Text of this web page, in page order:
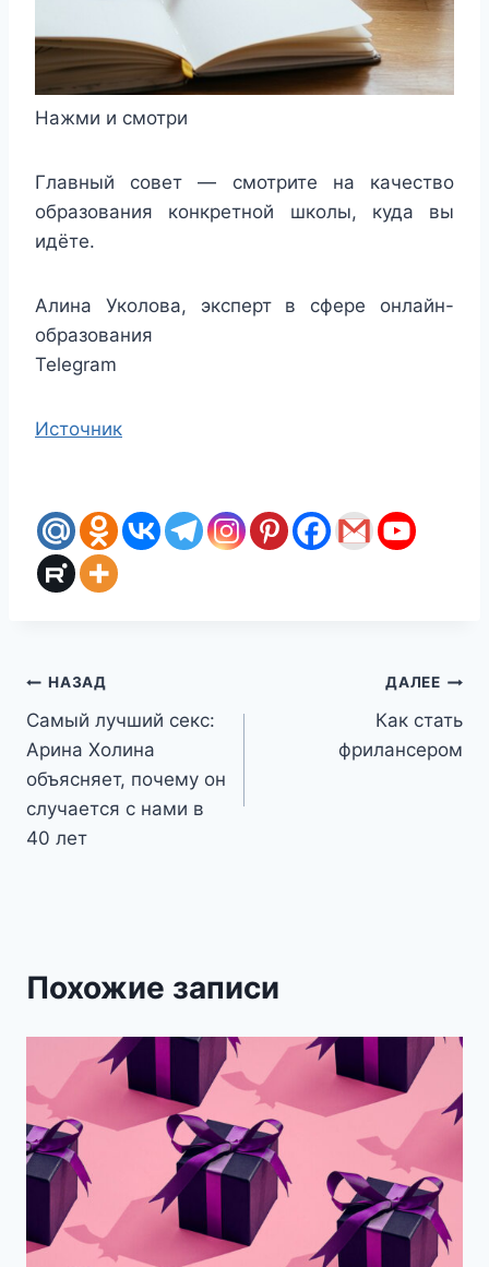
Нажми и смотри
Главный совет — смотрите на качество
образования конкретной школы, куда вы
идёте.
Алина Уколова, эксперт в сфере онлайн-
образования
Telegram
Источник
Навигация
по
записям
НАЗАД
Самый лучший секс:
Арина Холина
объясняет, почему он
случается с нами в
40 лет
ДАЛЕЕ
Как стать
фрилансером
Похожие записи